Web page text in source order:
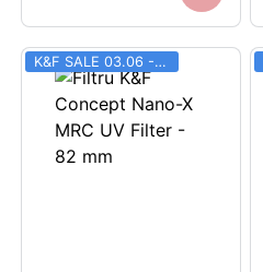
K&F SALE 03.06 - 31.08